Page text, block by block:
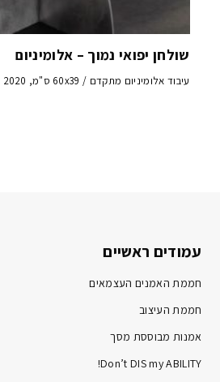
שולחן יפואי נמוך – אלומיניום
עיבוד אלומיניום מתקדם / 60x39 ס"מ, 2020
עמודים ראשיים
חממת האמנים העצמאים
חממת העיצוב
אמנות מבוססת מסך
Don’t DIS my ABILITY!